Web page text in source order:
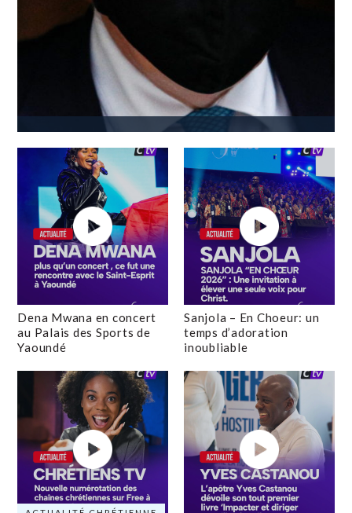
Dena Mwana en concert
au Palais des Sports de
Yaoundé
Sanjola – En Choeur: un
temps d’adoration
inoubliable